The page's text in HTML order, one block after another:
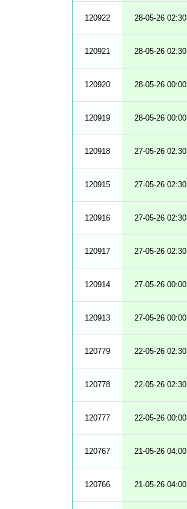
120922 28-05-26 02:30
120921 28-05-26 02:30
120920 28-05-26 00:00
120919 28-05-26 00:00
120918 27-05-26 02:30
120915 27-05-26 02:30
120916 27-05-26 02:30
120917 27-05-26 02:30
120914 27-05-26 00:00
120913 27-05-26 00:00
120779 22-05-26 02:30
120778 22-05-26 02:30
120777 22-05-26 00:00
120767 21-05-26 04:00
120766 21-05-26 04:00